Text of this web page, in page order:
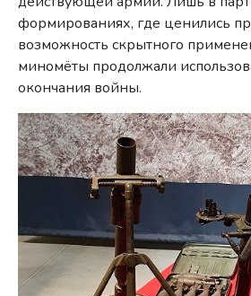
формированиях, где ценились
возможность скрытного
миномёты продолжали
окончания войны.